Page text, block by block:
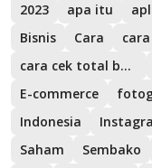
2023 apa itu
Bisnis
Cara
cara cek total belanja di Shopee
E-commerce
Indonesia
Saham
Sembako